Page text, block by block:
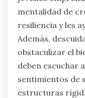
mentalidad de
resiliencia y les
Además,
obstaculizar el
deben escuchar
sentimientos de
estructuras